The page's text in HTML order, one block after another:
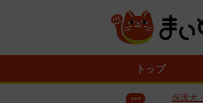
トップ
保護犬